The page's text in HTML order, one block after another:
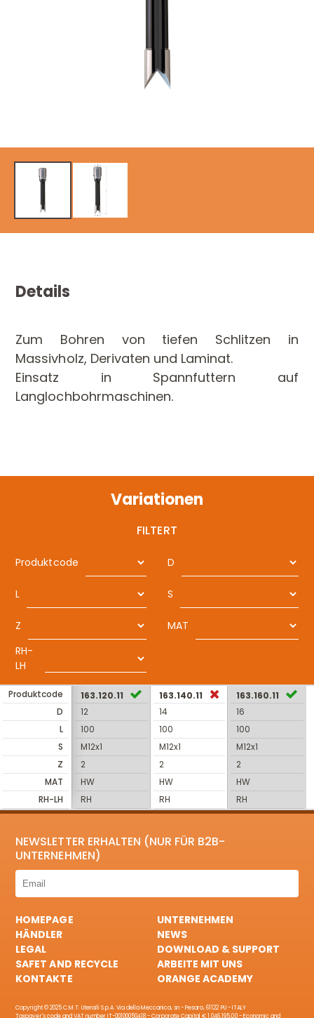
Details
Zum Bohren von tiefen Schlitzen in
Massivholz, Derivaten und Laminat.
Einsatz in Spannfuttern auf
Langlochbohrmaschinen.
Variationen
FILTERT
Produktcode D
L S
Z
MAT
RH-
LH
Produktcode
D
L
S
Z
MAT
RH-LH
163.120.11
12
100
M12x1
2
HW
RH
163.140.11
14
100
M12x1
2
HW
RH
163.160.11
16
100
M12x1
2
HW
RH
NEWSLETTER ERHALTEN (NUR FÜR B2B-
UNTERNEHMEN)
HOMEPAGE
UNTERNEHMEN
HÄNDLER
NEWS
LEGAL
DOWNLOAD & SUPPORT
SAFET AND RECYCLE
ARBEITE MIT UNS
KONTAKTE
ORANGE ACADEMY
Copyright © 2025 C.M.T. Utensili S.p.A. Via della Meccanica, sn - Pesaro, 61122 PU - ITALY
Taxpayer's code and VAT number IT-00100050418 - Corporate Capital € 1.046.195,00 - Economic and